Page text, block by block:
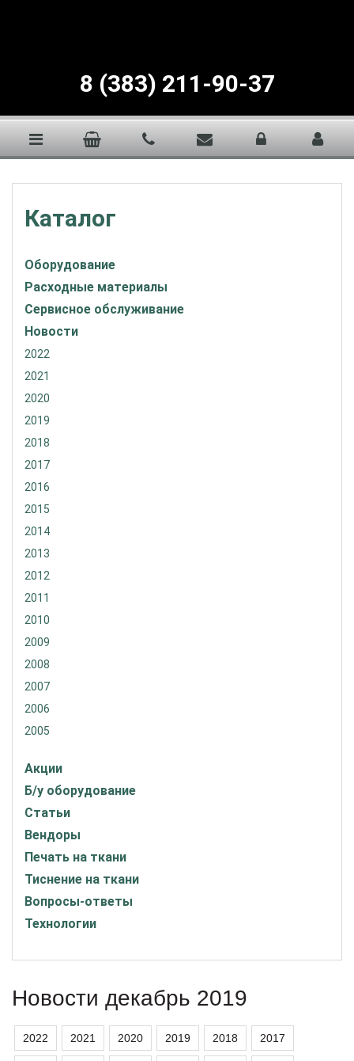
8 (383) 211-90-37
Каталог
Оборудование
Расходные материалы
Сервисное обслуживание
Новости
2022
2021
2020
2019
2018
2017
2016
2015
2014
2013
2012
2011
2010
2009
2008
2007
2006
2005
Акции
Б/у оборудование
Статьи
Вендоры
Печать на ткани
Тиснение на ткани
Вопросы-ответы
Технологии
Новости декабрь 2019
2022 2021 2020 2019 2018 2017